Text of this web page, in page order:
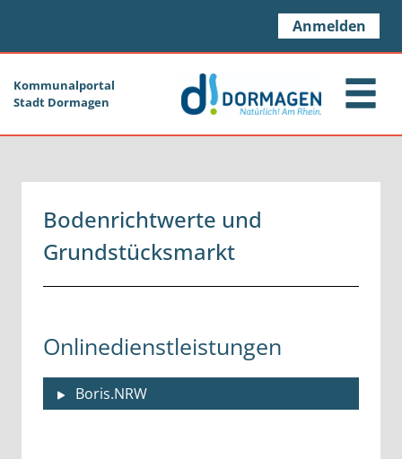
Anmelden
Kommunalportal
Stadt Dormagen
Bodenrichtwerte und
Grundstücksmarkt
Onlinedienstleistungen
Boris.NRW